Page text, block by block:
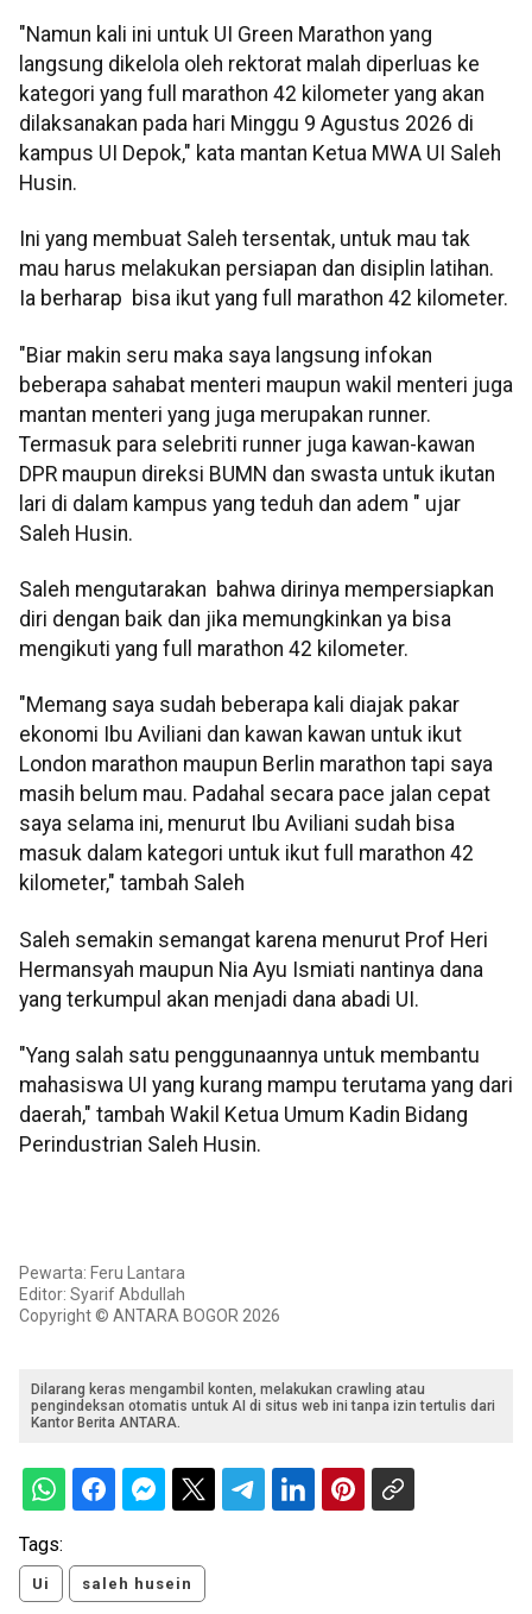
"Namun kali ini untuk UI Green Marathon yang
langsung dikelola oleh rektorat malah diperluas ke
kategori yang full marathon 42 kilometer yang akan
dilaksanakan pada hari Minggu 9 Agustus 2026 di
kampus UI Depok," kata mantan Ketua MWA UI Saleh
Husin.
Ini yang membuat Saleh tersentak, untuk mau tak
mau harus melakukan persiapan dan disiplin latihan.
Ia berharap bisa ikut yang full marathon 42 kilometer.
"Biar makin seru maka saya langsung infokan
beberapa sahabat menteri maupun wakil menteri juga
mantan menteri yang juga merupakan runner.
Termasuk para selebriti runner juga kawan-kawan
DPR maupun direksi BUMN dan swasta untuk ikutan
lari di dalam kampus yang teduh dan adem " ujar
Saleh Husin.
Saleh mengutarakan bahwa dirinya mempersiapkan
diri dengan baik dan jika memungkinkan ya bisa
mengikuti yang full marathon 42 kilometer.
"Memang saya sudah beberapa kali diajak pakar
ekonomi Ibu Aviliani dan kawan kawan untuk ikut
London marathon maupun Berlin marathon tapi saya
masih belum mau. Padahal secara pace jalan cepat
saya selama ini, menurut Ibu Aviliani sudah bisa
masuk dalam kategori untuk ikut full marathon 42
kilometer," tambah Saleh
Saleh semakin semangat karena menurut Prof Heri
Hermansyah maupun Nia Ayu Ismiati nantinya dana
yang terkumpul akan menjadi dana abadi UI.
"Yang salah satu penggunaannya untuk membantu
mahasiswa UI yang kurang mampu terutama yang dari
daerah," tambah Wakil Ketua Umum Kadin Bidang
Perindustrian Saleh Husin.
Pewarta: Feru Lantara
Editor: Syarif Abdullah
Copyright © ANTARA BOGOR 2026
Dilarang keras mengambil konten, melakukan crawling atau
pengindeksan otomatis untuk AI di situs web ini tanpa izin tertulis dari
Kantor Berita ANTARA.
Tags:
Ui saleh husein